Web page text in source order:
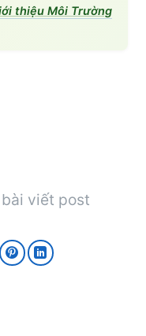
thiệu Môi Trường
viết post